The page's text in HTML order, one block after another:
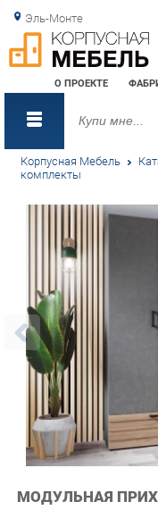
Эль-Монте
О ПРОЕКТЕ
Корпусная Мебель
комплекты
МОДУЛЬНАЯ
Эта прихожая создана для